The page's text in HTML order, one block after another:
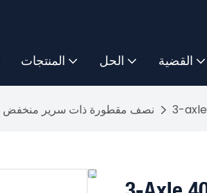
المنتجات الحل القضية
نصف مقطورة ذات سرير منخفض